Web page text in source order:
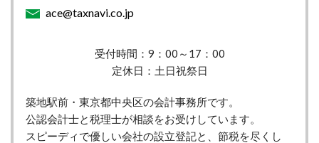
ace@taxnavi.co.jp
受付時間：9：00～17：00
定休日：土日祝祭日
築地駅前・東京都中央区の会計事務所です。
公認会計士と税理士が相談をお受けしています。
スピーディで優しい会社の設立登記と、節税を尽くし